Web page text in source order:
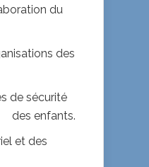
du
des
de sécurité
des enfants.
et des